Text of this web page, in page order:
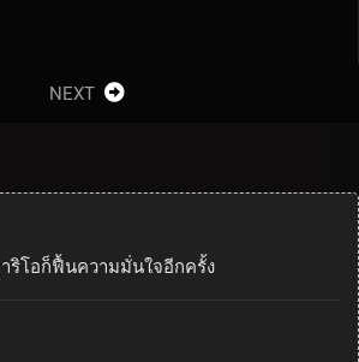
NEXT
ริโอก็ฟื้นความมั่นใจอีกครั้ง